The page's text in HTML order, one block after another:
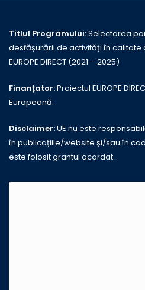
Titlul Programului:Selectarea
desfășurării de activități în
EUROPE DIRECT (2021 – 2025)
Finanțator:Proiectul EUROPE
Europeană.
Disclaimer:UE nu este
în publicațiile/website și/sau în
este folosit grantul acordat.